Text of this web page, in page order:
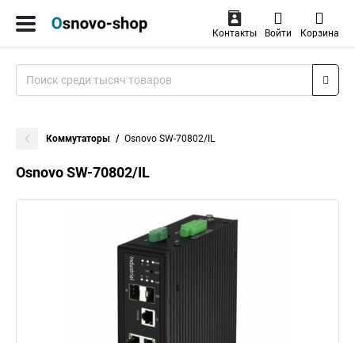
Контакты Войти Корзина
Коммутаторы Osnovo SW-70802/IL
Osnovo SW-70802/IL